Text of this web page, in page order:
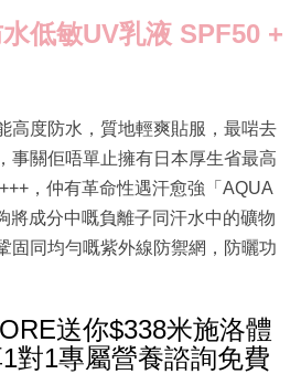
低敏
乳液 SPF50 +
事關佢唔單止擁有日本厚生省最高
，仲有革命性遇汗愈強「AQUA
將成分中嘅負離子同汗水中的礦物
固同均勻嘅紫外線防禦網，防曬功
送你$338米施洛體
對1專屬營養諮詢免費